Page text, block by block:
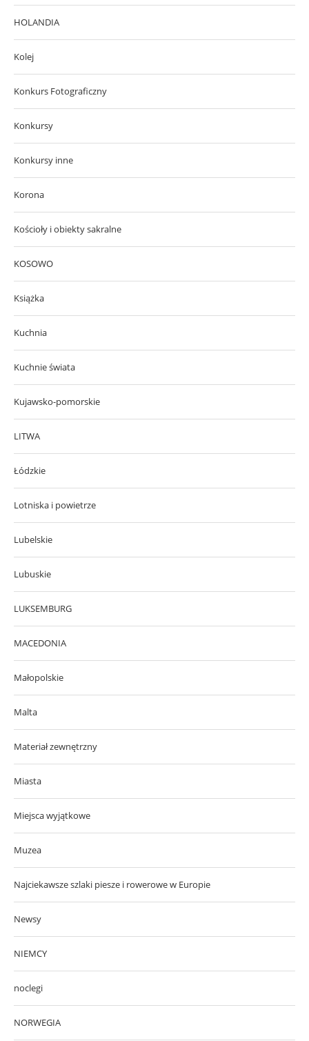
HOLANDIA
Kolej
Konkurs Fotograficzny
Konkursy
Konkursy inne
Korona
Kościoły i obiekty sakralne
KOSOWO
Książka
Kuchnia
Kuchnie świata
Kujawsko-pomorskie
LITWA
Łódzkie
Lotniska i powietrze
Lubelskie
Lubuskie
LUKSEMBURG
MACEDONIA
Małopolskie
Malta
Materiał zewnętrzny
Miasta
Miejsca wyjątkowe
Muzea
Najciekawsze szlaki piesze i rowerowe w Europie
Newsy
NIEMCY
noclegi
NORWEGIA